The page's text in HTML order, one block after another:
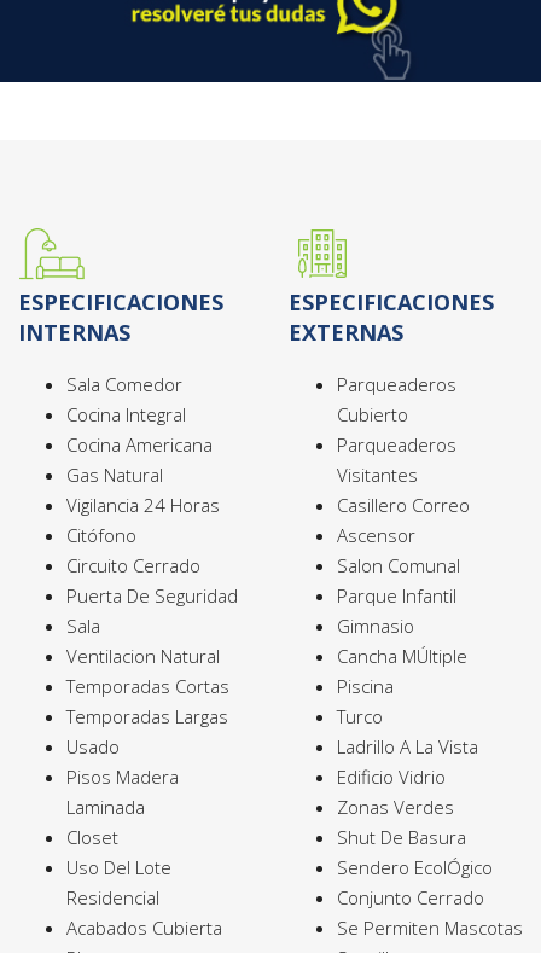
ESPECIFICACIONES
INTERNAS
Sala Comedor
Cocina Integral
Cocina Americana
Gas Natural
Vigilancia 24 Horas
Citófono
Circuito Cerrado
Puerta De Seguridad
Sala
Ventilacion Natural
Temporadas Cortas
Temporadas Largas
Usado
Pisos Madera
Laminada
Closet
Uso Del Lote
Residencial
Acabados Cubierta
ESPECIFICACIONES
EXTERNAS
Parqueaderos
Cubierto
Parqueaderos
Visitantes
Casillero Correo
Ascensor
Salon Comunal
Parque Infantil
Gimnasio
Cancha MÚltiple
Piscina
Turco
Ladrillo A La Vista
Edificio Vidrio
Zonas Verdes
Shut De Basura
Sendero EcolÓgico
Conjunto Cerrado
Se Permiten Mascotas